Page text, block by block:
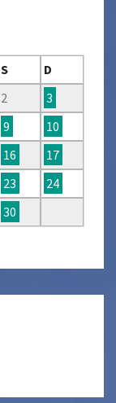
S
D
2
3
9
10
16
17
23
24
30